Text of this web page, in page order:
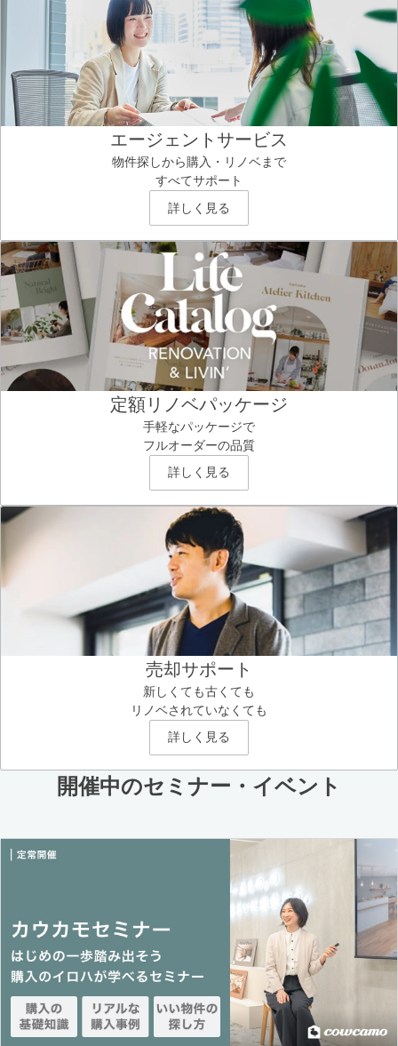
エージェントサービス
物件探しから購入・リノベまで
すべてサポート
詳しく見る
定額リノベパッケージ
手軽なパッケージで
フルオーダーの品質
詳しく見る
売却サポート
新しくても古くても
リノベされていなくても
詳しく見る
開催中のセミナー・イベント